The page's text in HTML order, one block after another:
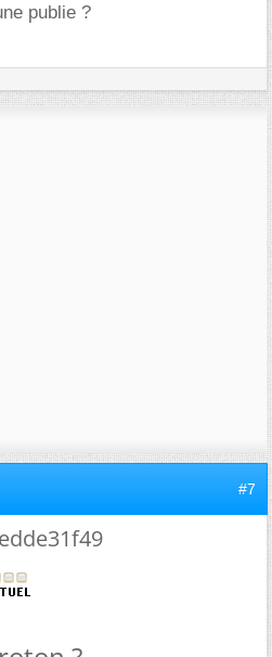
publie ?
#7